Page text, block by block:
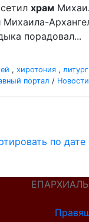
храм
Михаила-
порадовал...
, хиротония ,
портал /
по дате